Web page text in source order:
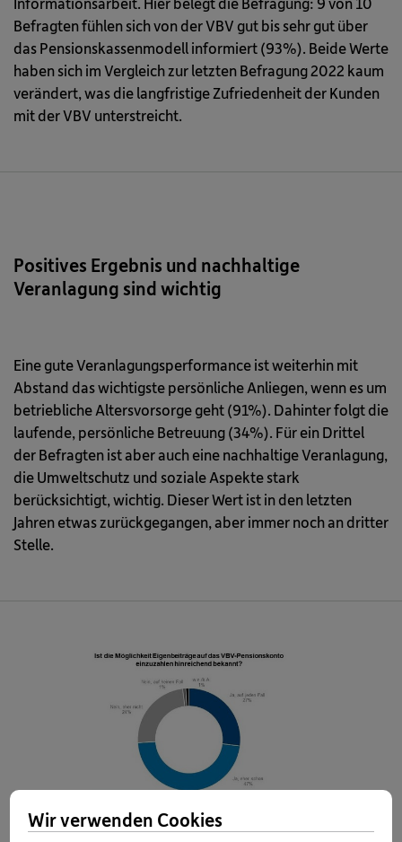
Befragten fühlen sich von der VBV gut bis sehr gut über
das Pensionskassenmodell informiert (93%). Beide Werte
haben sich im Vergleich zur letzten Befragung 2022 kaum
verändert, was die langfristige Zufriedenheit der Kunden
mit der VBV unterstreicht.
Positives Ergebnis und nachhaltige
Veranlagung sind wichtig
Eine gute Veranlagungsperformance ist weiterhin mit
Abstand das wichtigste persönliche Anliegen, wenn es um
betriebliche Altersvorsorge geht (91%). Dahinter folgt die
laufende, persönliche Betreuung (34%). Für ein Drittel
der Befragten ist aber auch eine nachhaltige Veranlagung,
die Umweltschutz und soziale Aspekte stark
berücksichtigt, wichtig. Dieser Wert ist in den letzten
Jahren etwas zurückgegangen, aber immer noch an dritter
Stelle.
Wir verwenden Cookies